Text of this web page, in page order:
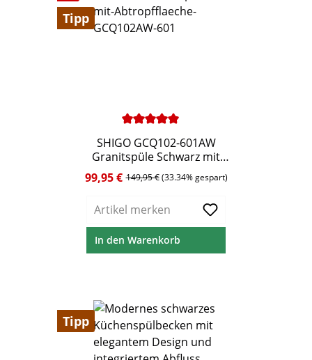
Tipp
Durchschnittliche Bewertung von 5 von 5
SHIGO GCQ102-601AW
Granitspüle Schwarz mit
Abtropffläche 575 x 460 mm
Verkaufspreis:
99,95 € Regulärer Preis:
149,95 € (33.34% gespart)
Artikel merken
In den Warenkorb
Tipp